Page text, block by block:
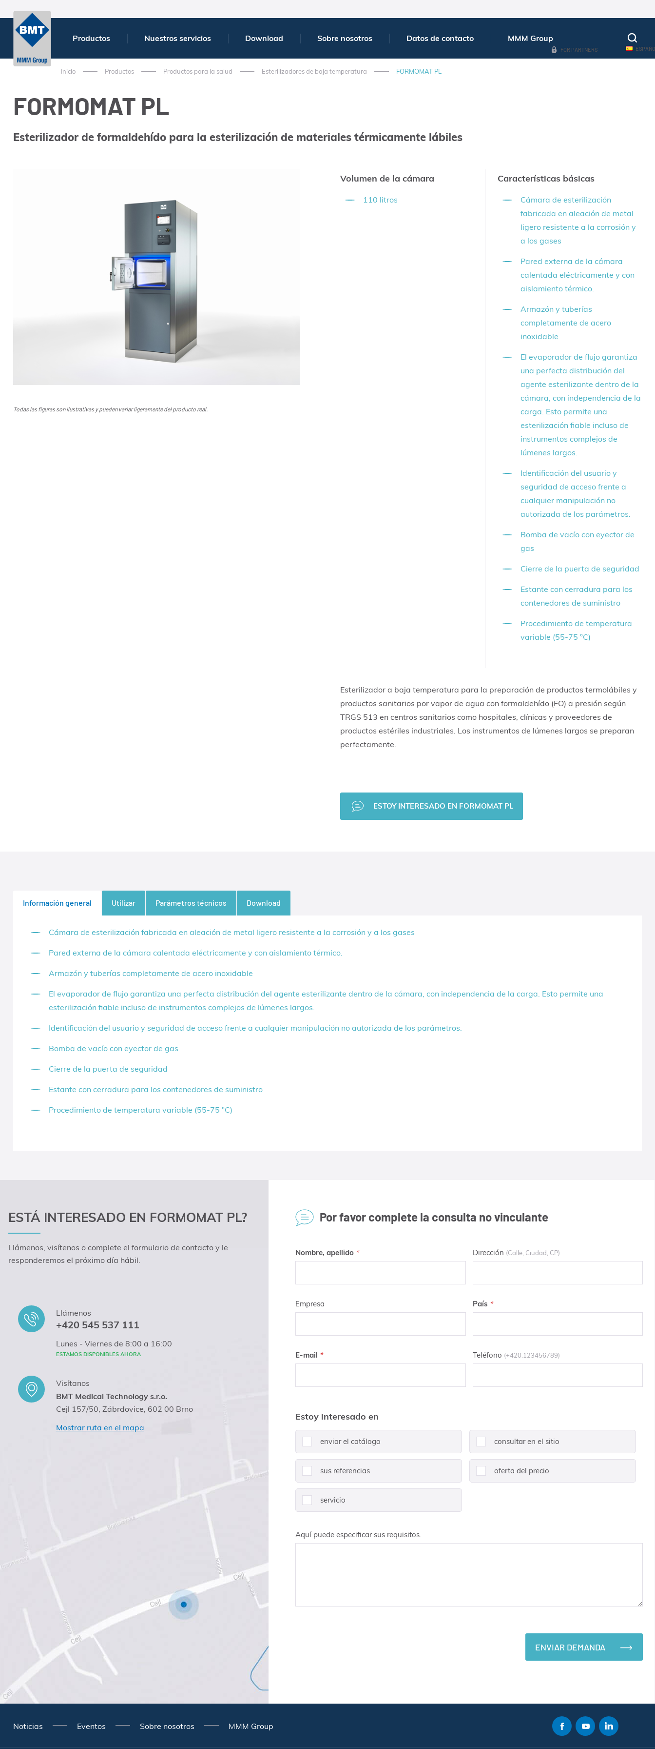
Productos Nuestros servicios Download Sobre nosotros Datos de contacto MMM Group
FOR PARTNERS
Inicio Productos Productos para la salud Esterilizadores de baja temperatura FORMOMAT PL
FORMOMAT PL
Esterilizador de formaldehído para la esterilización de materiales térmicamente lábiles
Todas las figuras son ilustrativas y pueden variar ligeramente del producto real.
Volumen de la cámara
110 litros
Características básicas
Cámara de esterilización
fabricada en aleación de metal
ligero resistente a la corrosión y
a los gases
Pared externa de la cámara
calentada eléctricamente y con
aislamiento térmico.
Armazón y tuberías
completamente de acero
inoxidable
El evaporador de flujo garantiza
una perfecta distribución del
agente esterilizante dentro de la
cámara, con independencia de la
carga. Esto permite una
esterilización fiable incluso de
instrumentos complejos de
lúmenes largos.
Identificación del usuario y
seguridad de acceso frente a
cualquier manipulación no
autorizada de los parámetros.
Bomba de vacío con eyector de
gas
Cierre de la puerta de seguridad
Estante con cerradura para los
contenedores de suministro
Procedimiento de temperatura
variable (55-75 °C)
Esterilizador a baja temperatura para la preparación de productos termolábiles y
productos sanitarios por vapor de agua con formaldehído (FO) a presión según
TRGS 513 en centros sanitarios como hospitales, clínicas y proveedores de
productos estériles industriales. Los instrumentos de lúmenes largos se preparan
perfectamente.
ESTOY INTERESADO EN FORMOMAT PL
Información general
Cámara de esterilización fabricada en aleación de metal ligero resistente a la corrosión y a los gases
Pared externa de la cámara calentada eléctricamente y con aislamiento térmico.
Armazón y tuberías completamente de acero inoxidable
El evaporador de flujo garantiza una perfecta distribución del agente esterilizante dentro de la cámara, con independencia de la carga. Esto permite una
esterilización fiable incluso de instrumentos complejos de lúmenes largos.
Identificación del usuario y seguridad de acceso frente a cualquier manipulación no autorizada de los parámetros.
Bomba de vacío con eyector de gas
Cierre de la puerta de seguridad
Estante con cerradura para los contenedores de suministro
Procedimiento de temperatura variable (55-75 °C)
Utilizar Parámetros técnicos Download
ESTÁ INTERESADO EN FORMOMAT PL?
Llámenos, visítenos o complete el formulario de contacto y le
responderemos el próximo día hábil.
Llámenos
+420 545 537 111
Lunes - Viernes de 8:00 a 16:00
ESTAMOS DISPONIBLES AHORA
Visítanos
BMT Medical Technology s.r.o.
Cejl 157/50, Zábrdovice, 602 00 Brno
Mostrar ruta en el mapa
Por favor complete la consulta no vinculante
Nombre, apellido Dirección (Calle, Ciudad, CP)
Empresa País
E-mail Teléfono (+420.123456789)
Estoy interesado en
enviar el catálogo consultar en el sitio
sus referencias oferta del precio
servicio
Aquí puede especificar sus requisitos.
ENVIAR DEMANDA
Noticias Eventos Sobre nosotros MMM Group